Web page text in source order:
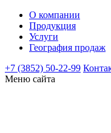
О компании
Продукция
Услуги
География продаж
+7 (3852) 50-22-99
Меню сайта